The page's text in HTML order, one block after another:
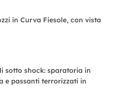
in Curva Fiesole, con vista
sotto shock: sparatoria in
e passanti terrorizzati in